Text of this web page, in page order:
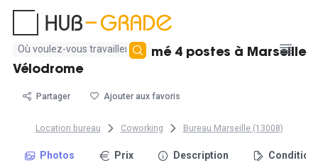
Aucun
résultat
Charmant bureau fermé 4 postes à Marseille
Vélodrome
Partager Ajouter aux favoris
Location bureau Coworking Bureau Marseille (13008)
Photos Prix Description